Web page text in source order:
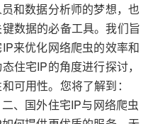
和数据分析师的梦想，也
数据的必备工具。我们旨
来优化网络爬虫的效率和
住宅IP的角度进行探讨，
可用性。您将了解到：
、国外住宅IP与网络爬虫